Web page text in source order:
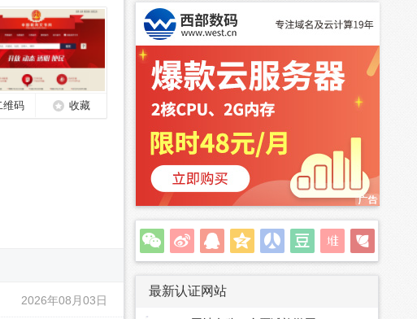
维码 收藏
2026年08月03日
最新认证网站